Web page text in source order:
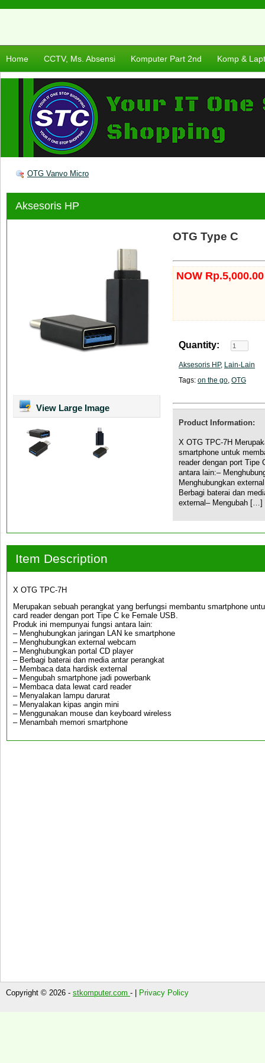
Home CCTV, Ms. Absensi Komputer Part 2nd Komp &
OTG Vanvo Micro
Aksesoris HP
View Large Image
OTG Type C
NOW Rp.5,000.00
Quantity:
Aksesoris HP, Lain-Lain
Tags: on the go, OTG
Product Information:
X OTG TPC-7H
smartphone untuk
reader dengan port Tipe
antara lain:–
Menghubungkan
Berbagi baterai dan
external– Mengubah […]
Item Description
X OTG TPC-7H
Merupakan sebuah perangkat yang berfungsi membantu smartphone
card reader dengan port Tipe C ke Female USB.
Produk ini mempunyai fungsi antara lain:
– Menghubungkan jaringan LAN ke smartphone
– Menghubungkan external webcam
– Menghubungkan portal CD player
– Berbagi baterai dan media antar perangkat
– Membaca data hardisk external
– Mengubah smartphone jadi powerbank
– Membaca data lewat card reader
– Menyalakan lampu darurat
– Menyalakan kipas angin mini
– Menggunakan mouse dan keyboard wireless
– Menambah memori smartphone
Copyright © 2026 - stkomputer.com - | Privacy Policy